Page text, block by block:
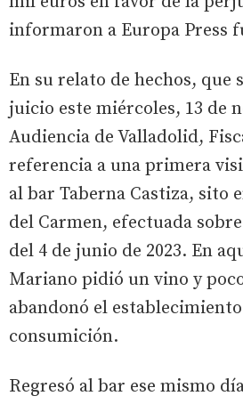
informaron a Europa Press
En su relato de hechos, que
juicio este miércoles, 13 de
Audiencia de Valladolid,
referencia a una primera
al bar Taberna Castiza, sito
del Carmen, efectuada
del 4 de junio de 2023. En
Mariano pidió un vino y
abandonó el
consumición.
Regresó al bar ese mismo